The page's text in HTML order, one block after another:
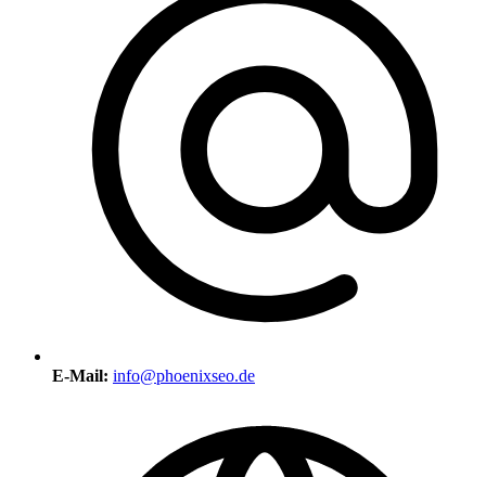
E-Mail: info@phoenixseo.de